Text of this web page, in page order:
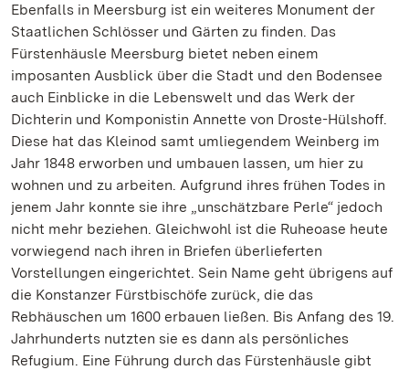
Ebenfalls in Meersburg ist ein weiteres Monument der
Staatlichen Schlösser und Gärten zu finden. Das
Fürstenhäusle Meersburg bietet neben einem
imposanten Ausblick über die Stadt und den Bodensee
auch Einblicke in die Lebenswelt und das Werk der
Dichterin und Komponistin Annette von Droste-Hülshoff.
Diese hat das Kleinod samt umliegendem Weinberg im
Jahr 1848 erworben und umbauen lassen, um hier zu
wohnen und zu arbeiten. Aufgrund ihres frühen Todes in
jenem Jahr konnte sie ihre „unschätzbare Perle“ jedoch
nicht mehr beziehen. Gleichwohl ist die Ruheoase heute
vorwiegend nach ihren in Briefen überlieferten
Vorstellungen eingerichtet. Sein Name geht übrigens auf
die Konstanzer Fürstbischöfe zurück, die das
Rebhäuschen um 1600 erbauen ließen. Bis Anfang des 19.
Jahrhunderts nutzten sie es dann als persönliches
Refugium. Eine Führung durch das Fürstenhäusle gibt